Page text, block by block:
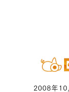
2008年10